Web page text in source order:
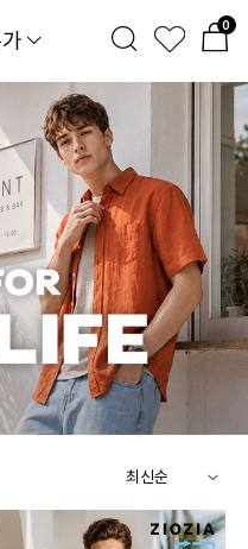
0